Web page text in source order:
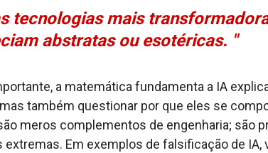
tecnologias mais
abstratas ou esotéricas. "
a matemática fundamenta a IA
também questionar por que eles se
meros complementos de engenharia; são
Em exemplos de falsificação de